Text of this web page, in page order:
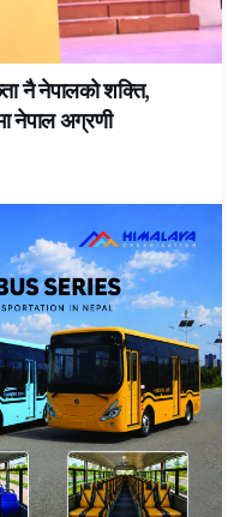
नै नेपालको शक्ति,
नेपाल अग्रणी